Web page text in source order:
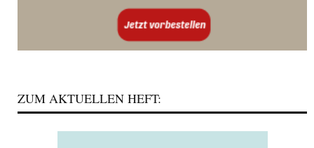
ZUM AKTUELLEN HEFT: